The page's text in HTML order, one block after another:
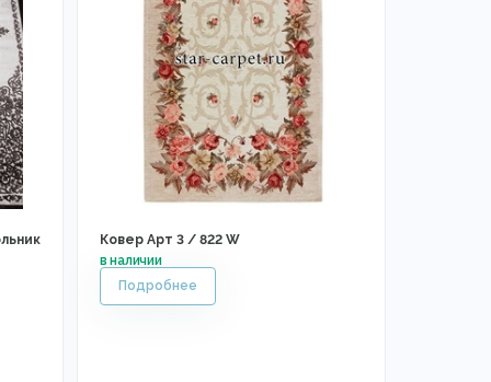
Ковер Арт 3 / 822 W